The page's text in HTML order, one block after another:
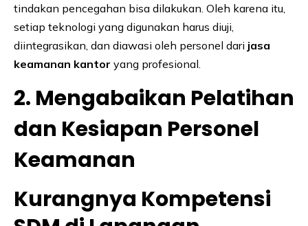
tindakan pencegahan bisa dilakukan. Oleh karena itu,
setiap teknologi yang digunakan harus diuji,
diintegrasikan, dan diawasi oleh personel dari jasa
keamanan kantor yang profesional.
2. Mengabaikan Pelatihan
dan Kesiapan Personel
Keamanan
Kurangnya Kompetensi